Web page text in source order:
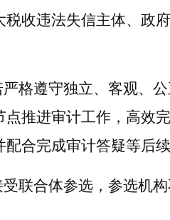
税收违法失信主体、政
格遵守独立、客观、
推进审计工作，高效
合完成审计答疑等后
联合体参选，参选机